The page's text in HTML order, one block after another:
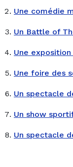
Une comédie
Un Battle of
Une exposition
Une foire des
Un spectacle
Un show
Un spectacle